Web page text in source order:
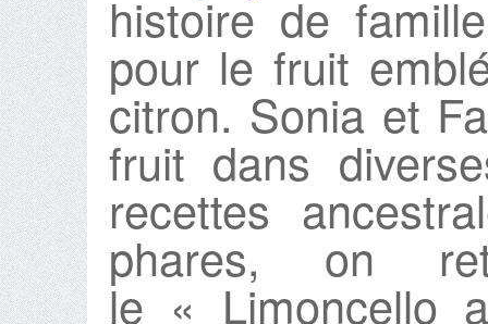
histoire de
pour le fruit
citron. Sonia et
fruit dans
recettes
phares, on
le « Limoncello